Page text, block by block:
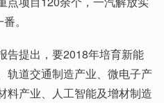
。
告提出，要2018年培育新能
轨道交通制造产业、微电子产
料产业、人工智能及增材制造